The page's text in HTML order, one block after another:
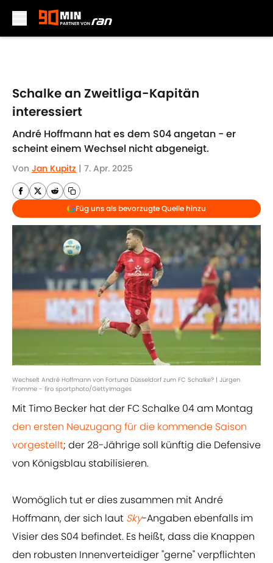
Schalke an Zweitliga-Kapitän
interessiert
André Hoffmann hat es dem S04 angetan - er
scheint einem Wechsel nicht abgeneigt.
Von Jan Kupitz | 7. Apr. 2025
Füg uns als bevorzugte Quelle hinzu
Wechselt André Hoffmann von Fortuna Düsseldorf zum FC Schalke? | Jürgen
Fromme - firo sportphoto/GettyImages
Mit Timo Becker hat der FC Schalke 04 am Montag
den ersten Neuzugang für die kommende Saison
vorgestellt; der 28-Jährige soll künftig die Defensive
von Königsblau stabilisieren.
Womöglich tut er dies zusammen mit André
Hoffmann, der sich laut Sky-Angaben ebenfalls im
Visier des S04 befindet. Es heißt, dass die Knappen
den robusten Innenverteidiger "gerne" verpflichten